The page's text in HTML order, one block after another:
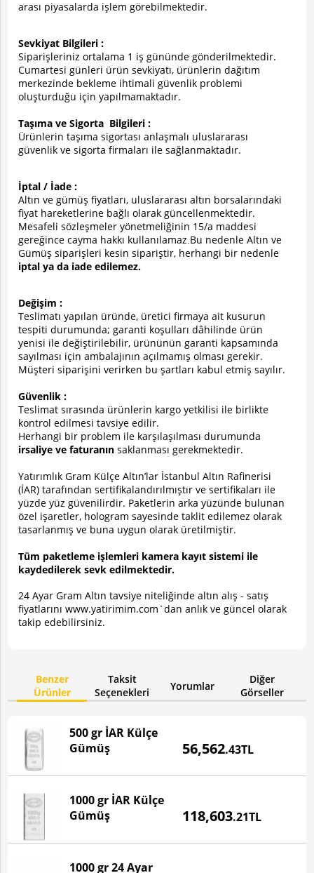
arası piyasalarda işlem görebilmektedir.
Sevkiyat Bilgileri :
Siparişleriniz ortalama 1 iş gününde gönderilmektedir.
Cumartesi günleri ürün sevkiyatı, ürünlerin dağıtım
merkezinde bekleme ihtimali güvenlik problemi
oluşturduğu için yapılmamaktadır.
Taşıma ve Sigorta Bilgileri :
Ürünlerin taşıma sigortası anlaşmalı uluslararası
güvenlik ve sigorta firmaları ile sağlanmaktadır.
İptal / İade :
Altın ve gümüş fiyatları, uluslararası altın borsalarındaki
fiyat hareketlerine bağlı olarak güncellenmektedir.
Mesafeli sözleşmeler yönetmeliğinin 15/a maddesi
gereğince cayma hakkı kullanılamaz.Bu nedenle Altın ve
Gümüş siparişleri kesin sipariştir, herhangi bir nedenle
iptal ya da iade edilemez.
Değişim :
Teslimatı yapılan üründe, üretici firmaya ait kusurun
tespiti durumunda; garanti koşulları dâhilinde ürün
yenisi ile değiştirilebilir, ürününün garanti kapsamında
sayılması için ambalajının açılmamış olması gerekir.
Müşteri siparişini verirken bu şartları kabul etmiş sayılır.
Güvenlik :
Teslimat sırasında ürünlerin kargo yetkilisi ile birlikte
kontrol edilmesi tavsiye edilir.
Herhangi bir problem ile karşılaşılması durumunda
irsaliye ve faturanın saklanması gerekmektedir.
Yatırımlık Gram Külçe Altın’lar İstanbul Altın Rafinerisi
(İAR) tarafından sertifikalandırılmıştır ve sertifikaları ile
yüzde yüz güvenilirdir. Paketlerin arka yüzünde bulunan
özel işaretler, hologram sayesinde taklit edilemez olarak
tasarlanmış ve buna uygun olarak üretilmiştir.
Tüm paketleme işlemleri kamera kayıt sistemi ile
kaydedilerek sevk edilmektedir.
24 Ayar Gram Altın tavsiye niteliğinde altın alış - satış
fiyatlarını www.yatirimim.com`dan anlık ve güncel olarak
takip edebilirsiniz.
Benzer
Ürünler
Taksit
Seçenekleri
Yorumlar
Diğer
Görseller
500 gr İAR Külçe
Gümüş
56,562.43TL
1000 gr İAR Külçe
Gümüş
118,603.21TL
1000 gr 24 Ayar
BU ÜRÜN STOKTA YOKTUR!